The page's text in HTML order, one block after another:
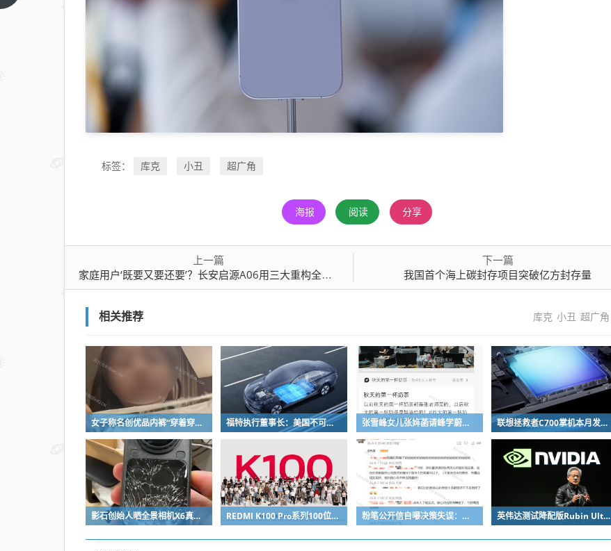
标签： 库克 小丑 超广角
海报 阅读 分享
上一篇
家庭用户‘既要又要还要’？长安启源A06用三大重构全满足
下一篇
我国首个海上碳封存项目突破亿方封存量
相关推荐 库克 小丑 超广角
女子称名创优品内裤“穿着穿着掉了”让其颜面尽失 品牌方客服回应：已启动紧急调查 福特执行董事长：美国不可能永远把中国车企挡在门外 进来也有信心击败 张雪峰女儿张姩菡请峰学蔚来员工喝立秋奶茶 往年都是张雪峰买单 联想拯救者C700掌机本月发布：掌中玩3A 畅玩9小时不插电
影石创始人晒全景相机X6真机：硬扛一颗子弹没穿透 REDMI K100 Pro系列100位工程师代表亮相：设计、工程K90原班人马操刀 粉笔公开信自曝决策失误：承认鸡贼 蹭热度 舍不得成本想多收钱 英伟达测试降配版Rubin Ultra GPU：HBM短缺下芯片厂商如何破局